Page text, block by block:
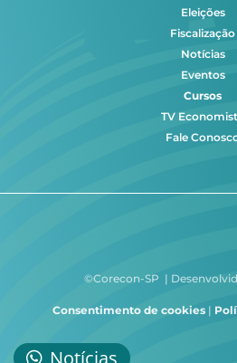
Eleições
Fiscalização
Notícias
Eventos
Cursos
TV
Fale
©Corecon-SP |
Consentimento de cookies |
Notícias